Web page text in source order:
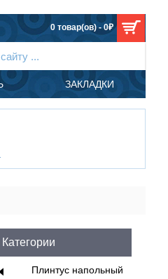
0 товар(ов) - 0₽
ЗАКЛАДКИ
Категории
Плинтус напольный